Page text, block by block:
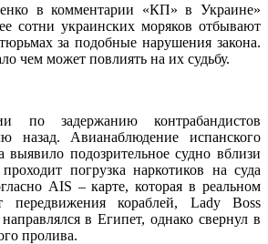
в комментарии «КП» в Украине»
сотни украинских моряков отбывают
за подобные нарушения закона.
чем может повлиять на их судьбу.
по задержанию контрабандистов
назад. Авианаблюдение испанского
выявило подозрительное судно вблизи
погрузка наркотиков на суда
AIS – карте, которая в реальном
передвижения кораблей, Lady Boss
в Египет, однако свернул в
пролива.